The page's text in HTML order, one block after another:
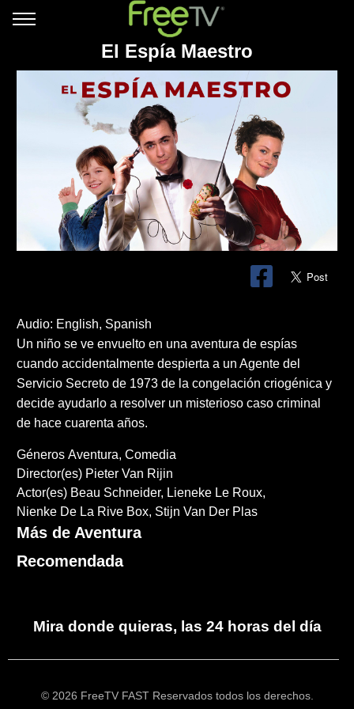
El Espía Maestro
Audio: English, Spanish
Un niño se ve envuelto en una aventura de espías
cuando accidentalmente despierta a un Agente del
Servicio Secreto de 1973 de la congelación criogénica y
decide ayudarlo a resolver un misterioso caso criminal
de hace cuarenta años.
Géneros Aventura Comedia
Director(es) Pieter Van Rijin
Actor(es) Beau Schneider
Lieneke Le Roux
Nienke De La Rive Box Stijn Van Der Plas
Más de Aventura
Recomendada
Mira donde quieras, las 24 horas del día
© 2026 FreeTV FAST Reservados todos los derechos.